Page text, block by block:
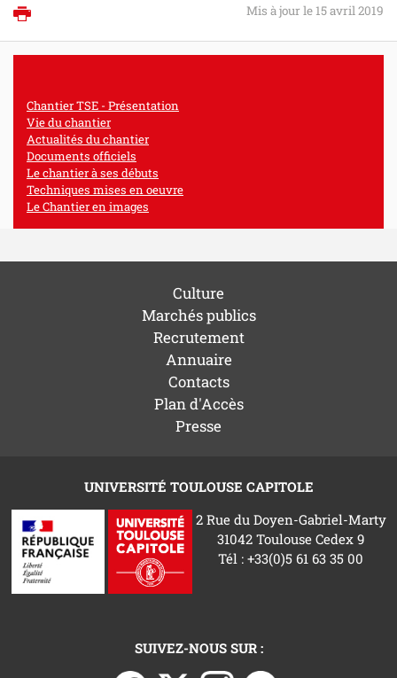
Mis à jour le 15 avril 2019
Chantier TSE - Présentation
Vie du chantier
Actualités du chantier
Documents officiels
Le chantier à ses débuts
Techniques mises en oeuvre
Le Chantier en images
Culture
Marchés publics
Recrutement
Annuaire
Contacts
Plan d'Accès
Presse
UNIVERSITÉ TOULOUSE CAPITOLE
2 Rue du Doyen-Gabriel-Marty
31042 Toulouse Cedex 9
Tél : +33(0)5 61 63 35 00
SUIVEZ-NOUS SUR :